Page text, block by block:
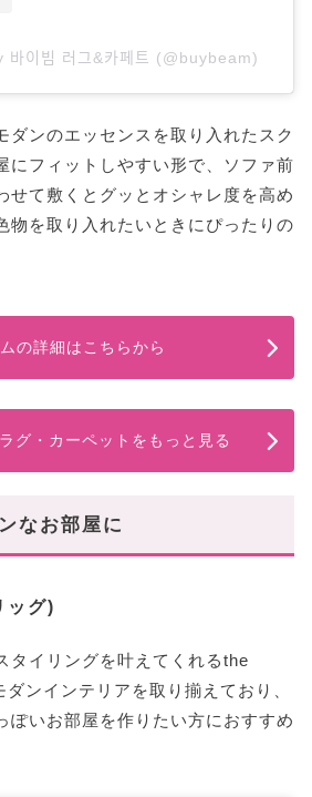
러그&카페트 (@buybeam)
ダンのエッセンスを取り入れたスク
にフィットしやすい形で、ソファ前
せて敷くとグッとオシャレ度を高め
物を取り入れたいときにぴったりの
の詳細はこちらから
グ・カーペットをもっと見る
なお部屋に
グ)
タイリングを叶えてくれるthe
ンインテリアを取り揃えており、
ぽいお部屋を作りたい方におすすめ